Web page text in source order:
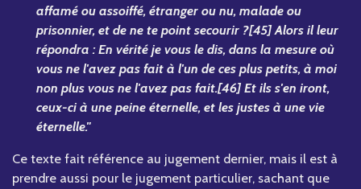
affamé ou assoiffé, étranger ou nu, malade ou
prisonnier, et de ne te point secourir ?[45] Alors il leur
répondra : En vérité je vous le dis, dans la mesure où
vous ne l'avez pas fait à l'un de ces plus petits, à moi
non plus vous ne l'avez pas fait.[46] Et ils s'en iront,
ceux-ci à une peine éternelle, et les justes à une vie
éternelle."
Ce texte fait référence au jugement dernier, mais il est à
prendre aussi pour le jugement particulier, sachant que